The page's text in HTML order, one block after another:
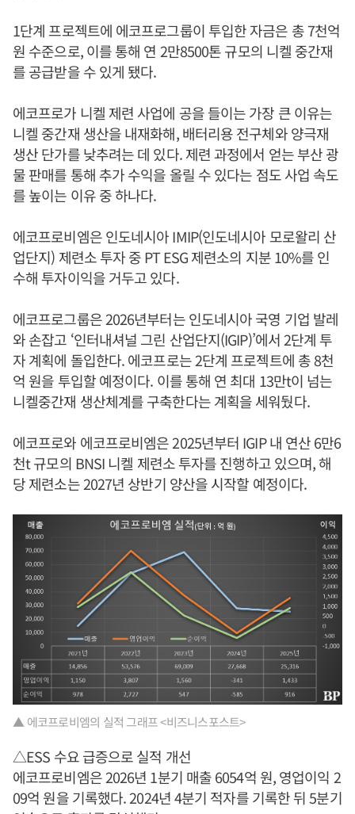
1단계 프로젝트에 에코프로그룹이 투입한 자금은 총 7천억
원 수준으로, 이를 통해 연 2만8500톤 규모의 니켈 중간재
를 공급받을 수 있게 됐다.
에코프로가 니켈 제련 사업에 공을 들이는 가장 큰 이유는
니켈 중간재 생산을 내재화해, 배터리용 전구체와 양극재
생산 단가를 낮추려는 데 있다. 제련 과정에서 얻는 부산 광
물 판매를 통해 추가 수익을 올릴 수 있다는 점도 사업 속도
를 높이는 이유 중 하나다.
에코프로비엠은 인도네시아 IMIP(인도네시아 모로왈리 산
업단지) 제련소 투자 중 PT ESG 제련소의 지분 10%를 인
수해 투자이익을 거두고 있다.
에코프로그룹은 2026년부터는 인도네시아 국영 기업 발레
와 손잡고 ‘인터내셔널 그린 산업단지(IGIP)’에서 2단계 투
자 계획에 돌입한다. 에코프로는 2단계 프로젝트에 총 8천
억 원을 투입할 예정이다. 이를 통해 연 최대 13만t이 넘는
니켈중간재 생산체계를 구축한다는 계획을 세워뒀다.
에코프로와 에코프로비엠은 2025년부터 IGIP 내 연산 6만6
천t 규모의 BNSI 니켈 제련소 투자를 진행하고 있으며, 해
당 제련소는 2027년 상반기 양산을 시작할 예정이다.
▲ 에코프로비엠의 실적 그래프 <비즈니스포스트>
△ESS 수요 급증으로 실적 개선
에코프로비엠은 2026년 1분기 매출 6054억 원, 영업이익 2
09억 원을 기록했다. 2024년 4분기 적자를 기록한 뒤 5분기